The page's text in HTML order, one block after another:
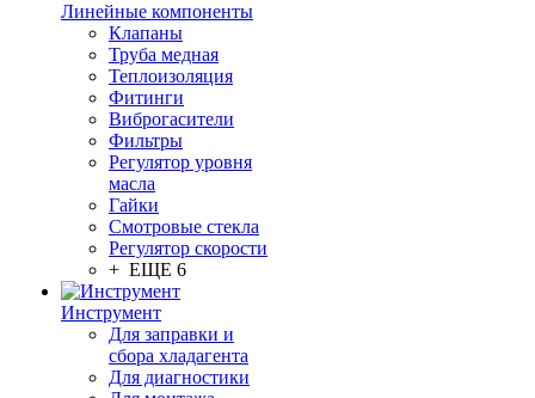
Линейные компоненты
Клапаны
Труба медная
Теплоизоляция
Фитинги
Виброгасители
Фильтры
Регулятор уровня
масла
Гайки
Смотровые стекла
Регулятор скорости
+ ЕЩЕ 6
Инструмент
Для заправки и
сбора хладагента
Для диагностики